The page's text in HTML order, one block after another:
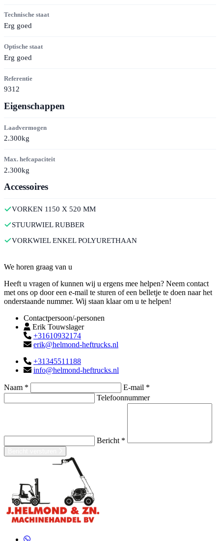
Technische staat
Erg goed
Optische staat
Erg goed
Referentie
9312
Eigenschappen
Laadvermogen
2.300kg
Max. hefcapaciteit
2.300kg
Accessoires
VORKEN 1150 X 520 MM
STUURWIEL RUBBER
VORKWIEL ENKEL POLYURETHAAN
We horen graag van u
Heeft u vragen of kunnen wij u ergens mee helpen? Neem contact
met ons op door een e-mail te sturen of een belletje te doen naar het
onderstaande nummer. Wij staan klaar om u te helpen!
Contactpersoon/-personen
Erik Touwslager
+31610932174
erik@helmond-heftrucks.nl
+31345511188
info@helmond-heftrucks.nl
Naam *
E-mail *
Telefoonnummer
Bericht *